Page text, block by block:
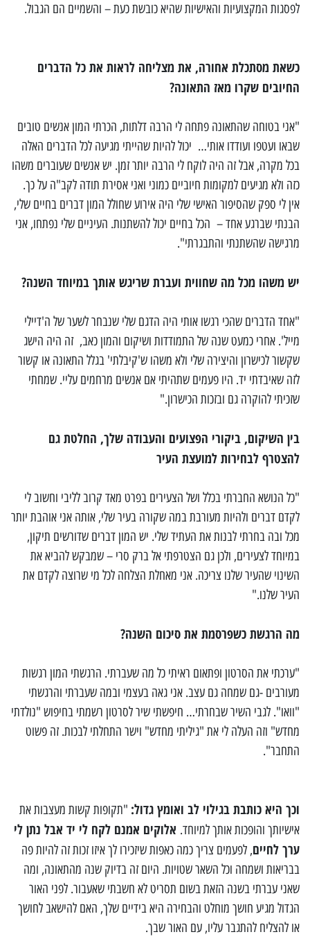
לפסגות המקצועיות והאישיות שהיא כובשת כעת – והשמיים הם הגבול.
כשאת מסתכלת אחורה, את מצליחה לראות את כל הדברים
החיובים שקרו מאז התאונה?
"אני בטוחה שהתאונה פתחה לי הרבה דלתות, הכרתי המון אנשים טובים
שבאו ועטפו ועודדו אותי… יכול להיות שהייתי מגיעה לכל הדברים האלה
בכל מקרה, אבל זה היה לוקח לי הרבה יותר זמן. יש אנשים שעוברים משהו
כזה ולא מגיעים למקומות חיוביים כמוני ואני אסירת תודה לקב"ה על כך.
אין לי ספק שהסיפור האישי שלי היה אירוע שחולל המון דברים בחיים שלי,
הבנתי שברגע אחד – הכל בחיים יכול להשתנות. העיניים שלי נפתחו, אני
מרגישה שהשתנתי והתבגרתי".
יש משהו מכל מה שחווית ועברת שריגש אותך במיוחד השנה?
"אחד הדברים שהכי רגשו אותי היה הדגם שלי שנבחר לשער של ה'דיילי
מייל'. אחרי כמעט שנה של התמודדות ושיקום והמון כאב, זה היה הישג
שקשור לכישרון והיצירה שלי ולא משהו ש'קיבלתי' בגלל התאונה או קשור
לזה שאיבדתי יד. היו פעמים שתהיתי אם אנשים מרחמים עליי. שמחתי
שזכיתי להוקרה גם ובזכות הכישרון."
בין השיקום, ביקורי הפצועים והעבודה שלך, החלטת גם
להצטרף לבחירות למועצת העיר
"כל הנושא החברתי בכלל ושל הצעירים בפרט מאד קרוב לליבי וחשוב לי
לקדם דברים ולהיות מעורבת במה שקורה בעיר שלי, אותה אני אוהבת יותר
מכל ובה בחרתי לבנות את העתיד שלי. יש המון דברים שדורשים תיקון,
במיוחד לצעירים, ולכן גם הצטרפתי אל ברק סרי – שמבקש להביא את
השינוי שהעיר שלנו צריכה. אני מאחלת הצלחה לכל מי שרוצה לקדם את
העיר שלנו."
מה הרגשת כשפרסמת את סיכום השנה?
"ערכתי את הסרטון ופתאום ראיתי כל מה שעברתי. הרגשתי המון רגשות
מעורבים -גם שמחה גם עצב. אני גאה בעצמי ובמה שעברתי והרגשתי
"וואו". לגבי השיר שבחרתי… חיפשתי שיר לסרטון רשמתי בחיפוש "נולדתי
מחדש" וזה העלה לי את "גיליתי מחדש" וישר התחלתי לבכות. זה פשוט
התחבר".
וכך היא כותבת בגילוי לב ואומץ גדול: "תקופות קשות מעצבות את
אישיותך והופכות אותך למיוחד. אלוקים אמנם לקח לי יד אבל נתן לי
ערך לחיים, לפעמים צריך כמה כאפות שיזכירו לך איזו זכות זה להיות פה
בבריאות ושמחה וכל השאר שטויות. היום זה בדיוק שנה מהתאונה, ומה
שאני עברתי בשנה הזאת בשום תסריט לא חשבתי שאעבור. לפני האור
הגדול מגיע חושך מוחלט והבחירה היא בידיים שלך, האם להישאב לחושך
או להצליח להתגבר עליו, עם האור שבך.